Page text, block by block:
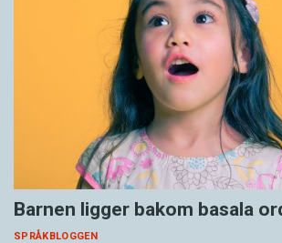
Barnen ligger bakom basala
SPRÅKBLOGGEN